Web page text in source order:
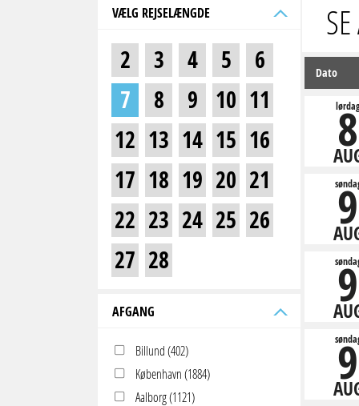
VÆLG REJSELÆNGDE
2 3 4 5
6
7
8 9 10 11
12 13 14 15 16
17 18 19 20 21
22 23 24 25 26
27 28
AFGANG
Billund (402)
København (1884)
Aalborg (1121)
Dato
lørdag
8
9
9
9